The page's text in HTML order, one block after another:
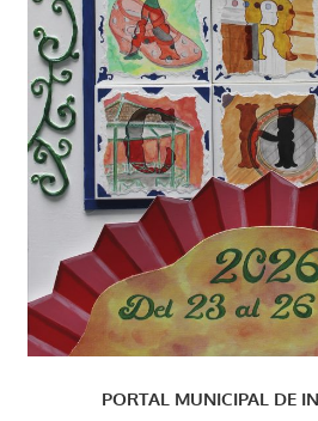
PORTAL MUNICIPAL DE